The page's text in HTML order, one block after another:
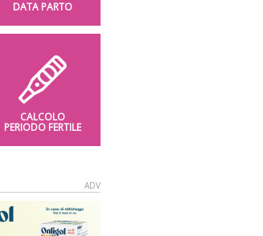
DATA PARTO
CALCOLO
PERIODO FERTILE